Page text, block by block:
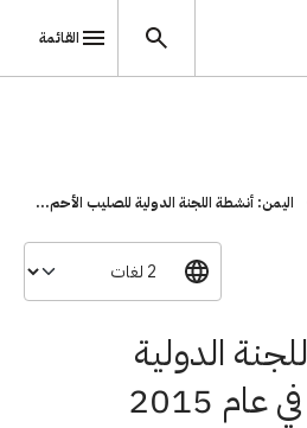
القائمة
اليمن: أنشطة اللجنة الدولية للصليب الأحم...
الدولية
2015